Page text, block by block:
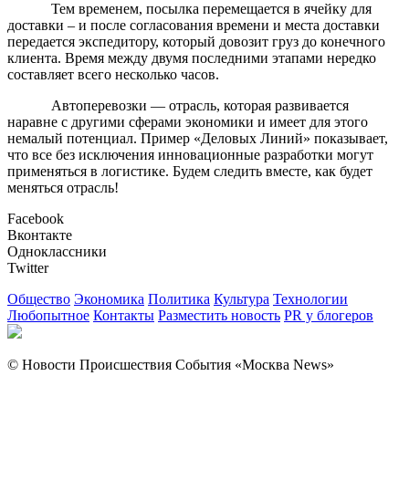
Тем временем, посылка перемещается в ячейку для
доставки – и после согласования времени и места доставки
передается экспедитору, который довозит груз до конечного
клиента. Время между двумя последними этапами нередко
составляет всего несколько часов.
Автоперевозки — отрасль, которая развивается
наравне с другими сферами экономики и имеет для этого
немалый потенциал. Пример «Деловых Линий» показывает,
что все без исключения инновационные разработки могут
применяться в логистике. Будем следить вместе, как будет
меняться отрасль!
Facebook
Вконтакте
Одноклассники
Twitter
Общество Экономика Политика Культура Технологии
Любопытное Контакты Разместить новость PR у блогеров
© Новости Происшествия События «Москва News»